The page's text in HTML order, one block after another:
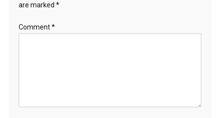
are marked *
Comment*